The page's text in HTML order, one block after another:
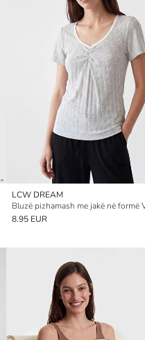
LCW DREAM
8.95 EUR